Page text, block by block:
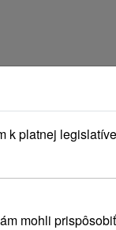
k platnej
mohli